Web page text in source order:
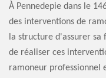
À Pennedepie dans le
des interventions de
la structure d'assurer
de réaliser ces
ramoneur professionnel